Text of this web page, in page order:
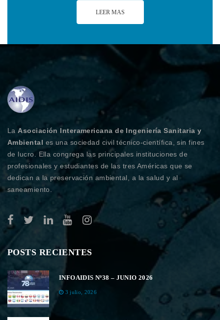
LEER MAS
LaAsociación Interamericana de Ingeniería Sanitaria y
Ambiental es una sociedad civil técnico-científica, sin fines
de lucro. Ella congrega las principales instituciones de
profesionales y estudiantes de las tres Américas que se
dedican a la preservación ambiental, a la salud y al
saneamiento.
POSTS RECIENTES
INFOAIDIS Nº38 – JUNIO 2026
3 julio, 2026